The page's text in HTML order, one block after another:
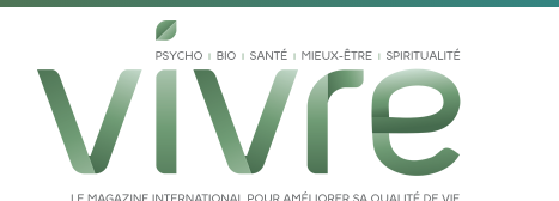
Aller au menu principal
Aller au contenu principal